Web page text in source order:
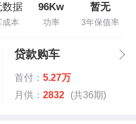
数据
成本
96Kw
功率
暂无
3年保值率
贷款购车
首付： 5.27万
月供： 2832 (共36期)